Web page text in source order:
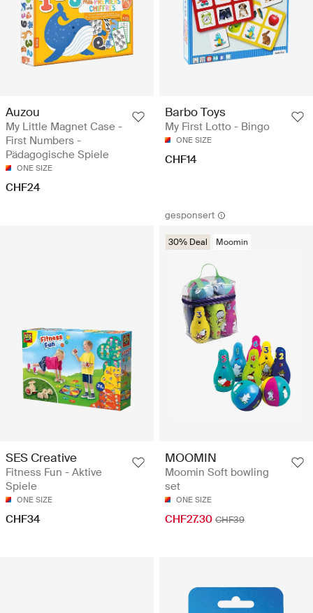
Auzou
My Little Magnet Case -
First Numbers -
Pädagogische Spiele
ONE SIZE
CHF24
Barbo Toys
My First Lotto - Bingo
ONE SIZE
CHF14
SES Creative
Fitness Fun - Aktive
Spiele
ONE SIZE
CHF34
gesponsert
30% Deal Moomin
MOOMIN
Moomin Soft bowling
set
ONE SIZE
CHF27.30 CHF39